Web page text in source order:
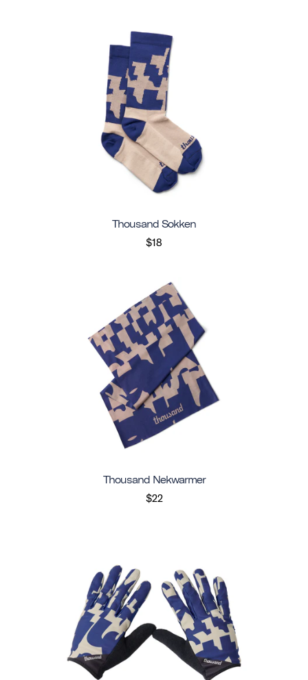
Thousand Sokken
$18
Thousand Nekwarmer
$22